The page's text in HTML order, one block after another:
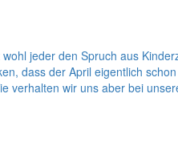
jeder den Spruch aus
dass der April eigentlich
verhalten wir uns aber bei